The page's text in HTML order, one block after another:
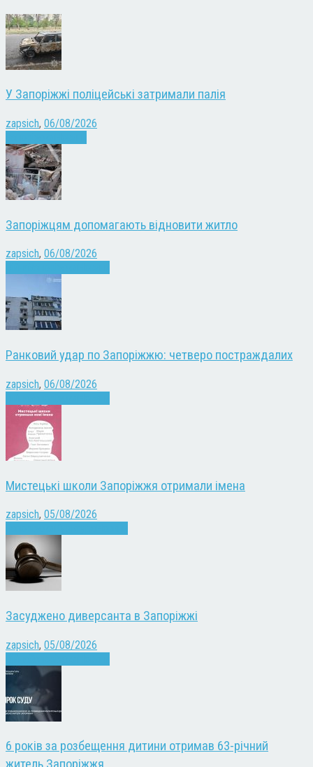
У Запоріжжі поліцейські затримали палія
zapsich, 06/08/2026
Запоріжцям допомагають відновити житло
zapsich, 06/08/2026
Ранковий удар по Запоріжжю: четверо постраждалих
zapsich, 06/08/2026
Мистецькі школи Запоріжжя отримали імена
zapsich, 05/08/2026
Засуджено диверсанта в Запоріжжі
zapsich, 05/08/2026
6 років за розбещення дитини отримав 63-річний